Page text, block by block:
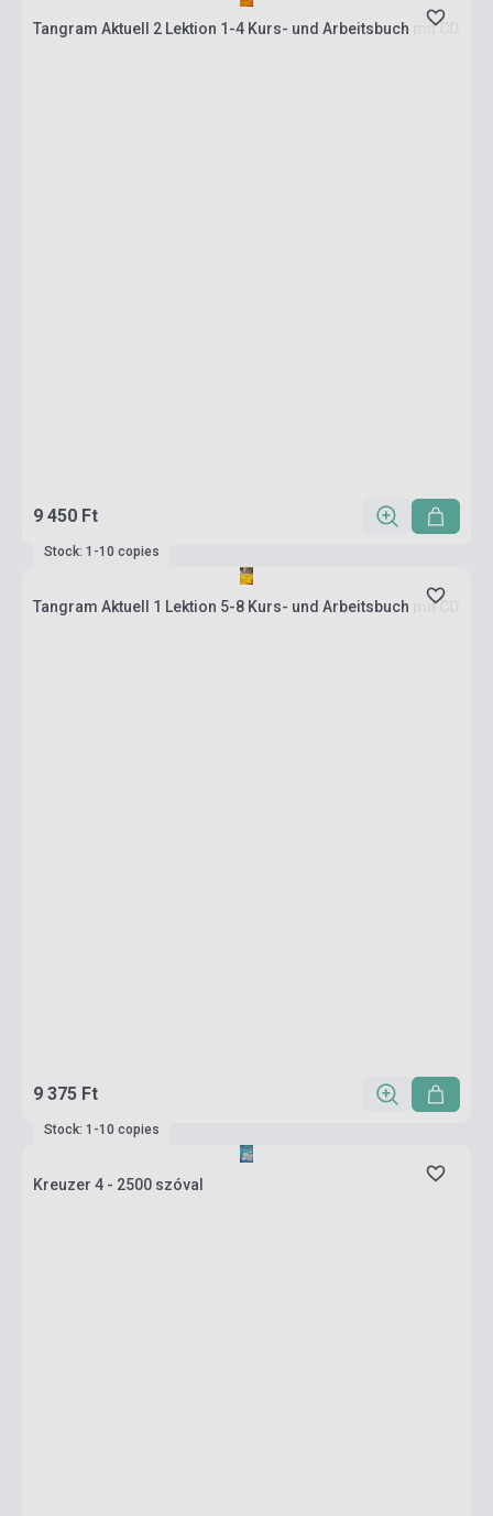
Tangram Aktuell 2 Lektion 1-4 Kurs- und Arbeitsbuch mit CD
9 450 Ft
Stock: 1-10 copies
Tangram Aktuell 1 Lektion 5-8 Kurs- und Arbeitsbuch mit CD
9 375 Ft
Stock: 1-10 copies
Kreuzer 4 - 2500 szóval